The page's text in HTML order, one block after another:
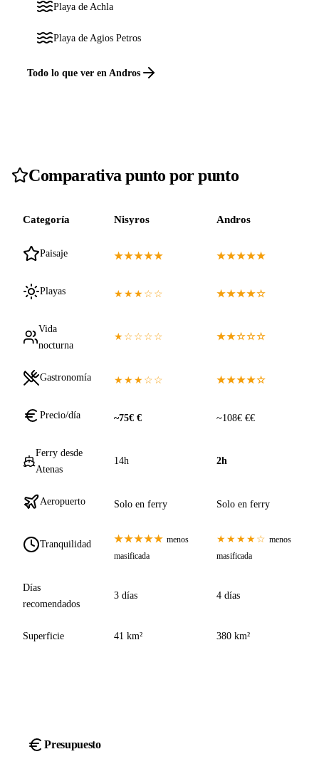
Playa de Achla
Playa de Agios Petros
Todo lo que ver en Andros
Comparativa punto por punto
Categoría Nisyros Andros
Paisaje ★★★★★ ★★★★★
Playas ★★★☆☆ ★★★★☆
Vida
nocturna
★☆☆☆☆ ★★☆☆☆
Gastronomía ★★★☆☆ ★★★★☆
Precio/día ~75€ € ~108€ €€
Ferry desde
Atenas
14h 2h
Aeropuerto Solo en ferry Solo en ferry
Tranquilidad ★★★★★ menos
masificada
★★★★☆ menos
masificada
Días
recomendados
3 días 4 días
Superficie 41 km² 380 km²
Presupuesto